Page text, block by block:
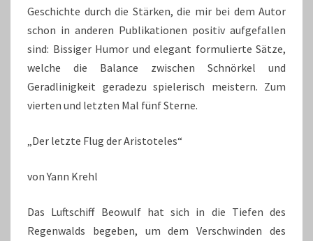
Geschichte durch die Stärken, die mir bei dem Autor
schon in anderen Publikationen positiv aufgefallen
sind: Bissiger Humor und elegant formulierte Sätze,
welche die Balance zwischen Schnörkel und
Geradlinigkeit geradezu spielerisch meistern. Zum
vierten und letzten Mal fünf Sterne.
„Der letzte Flug der Aristoteles“
von Yann Krehl
Das Luftschiff Beowulf hat sich in die Tiefen des
Regenwalds begeben, um dem Verschwinden des